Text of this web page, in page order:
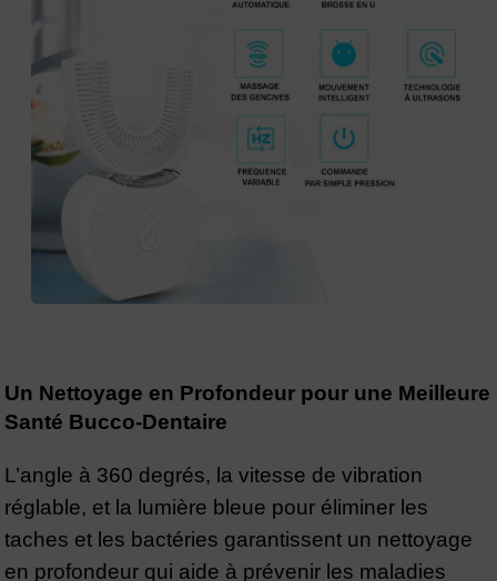
Un Nettoyage en Profondeur pour une Meilleure
Santé Bucco-Dentaire
L’angle à 360 degrés, la vitesse de vibration
réglable, et la lumière bleue pour éliminer les
taches et les bactéries garantissent un nettoyage
en profondeur qui aide à prévenir les maladies